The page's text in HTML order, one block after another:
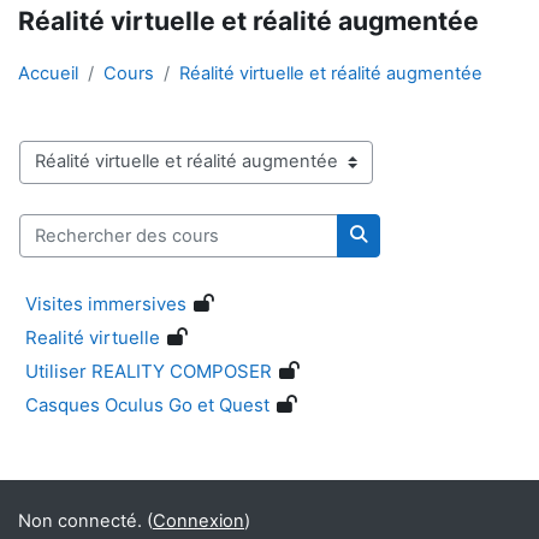
Réalité virtuelle et réalité augmentée
Accueil Cours Réalité virtuelle et réalité augmentée
Catégories de cours
Rechercher des cours
Rechercher des
Visites immersives
Realité virtuelle
Utiliser REALITY COMPOSER
Casques Oculus Go et Quest
Blocs supplémentaires
Non connecté. (Connexion)